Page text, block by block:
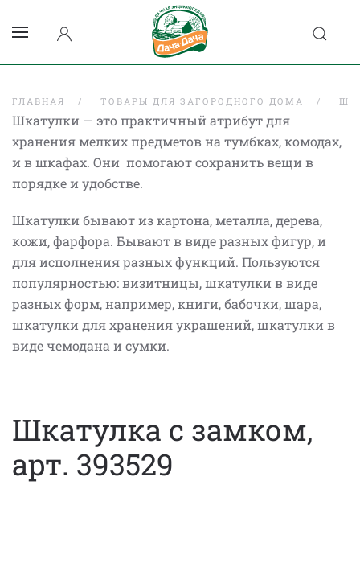
ГЛАВНАЯ ТОВАРЫ ДЛЯ ЗАГОРОДНОГО ДОМА
Шкатулки — это практичный атрибут для
хранения мелких предметов на тумбках, комодах,
и в шкафах. Они помогают сохранить вещи в
порядке и удобстве.
Шкатулки бывают из картона, металла, дерева,
кожи, фарфора. Бывают в виде разных фигур, и
для исполнения разных функций. Пользуются
популярностью: визитницы, шкатулки в виде
разных форм, например, книги, бабочки, шара,
шкатулки для хранения украшений, шкатулки в
виде чемодана и сумки.
Шкатулка с замком,
арт. 393529